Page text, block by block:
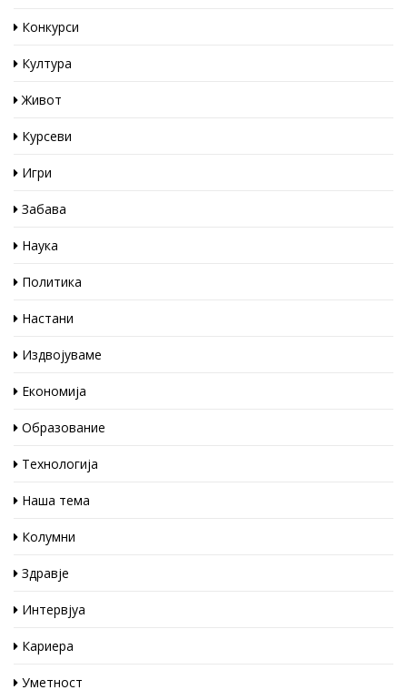
Конкурси
Култура
Живот
Курсеви
Игри
Забава
Наука
Политика
Настани
Издвојуваме
Економија
Образование
Технологија
Наша тема
Колумни
Здравје
Интервјуа
Кариера
Уметност